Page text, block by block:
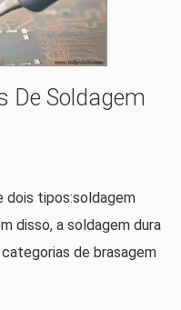
De Soldagem
dois tipos:soldagem
disso, a soldagem dura
de brasagem